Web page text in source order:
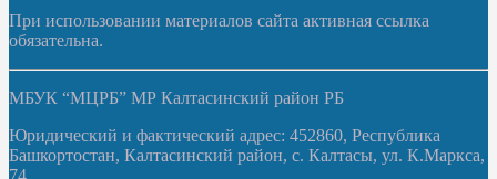
При использовании материалов сайта активная ссылка
обязательна.
МБУК “МЦРБ” МР Калтасинский район РБ
Юридический и фактический адрес: 452860, Республика
Башкортостан, Калтасинский район, с. Калтасы, ул. К.Маркса,